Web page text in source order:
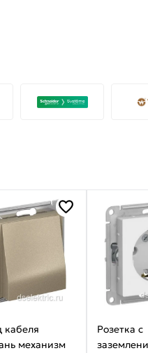
кабеля
механизм
Розетка с